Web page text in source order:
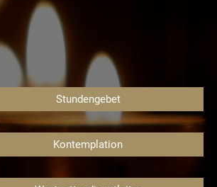
Pfarrkirche Leiden Christi
Pfarrkirche St. Leonhard
Schlosskapelle Blutenburg
St. Wolfgang Pipping
St. Georg
Stundengebet
Kontemplation